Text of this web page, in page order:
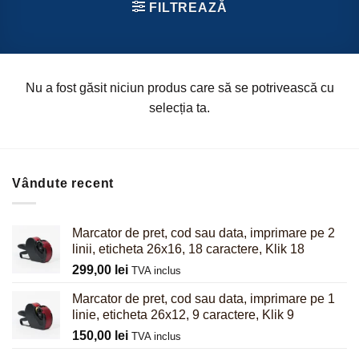
FILTREAZĂ
Nu a fost găsit niciun produs care să se potrivească cu
selecția ta.
Vândute recent
Marcator de pret, cod sau data, imprimare pe 2
linii, eticheta 26x16, 18 caractere, Klik 18
299,00 lei TVA inclus
Marcator de pret, cod sau data, imprimare pe 1
linie, eticheta 26x12, 9 caractere, Klik 9
150,00 lei TVA inclus